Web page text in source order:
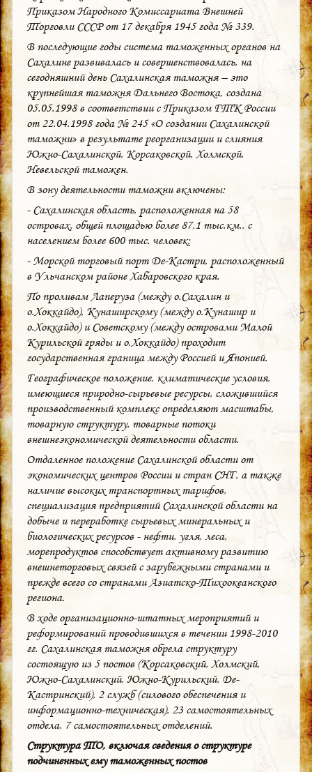
Приказом Народного Комиссариата Внешней
Торговли СССР от 17 декабря 1945 года № 339.
В последующие годы система таможенных органов на
Сахалине развивалась и совершенствовалась, на
сегодняшний день Сахалинская таможня – это
крупнейшая таможня Дальнего Востока, создана
05.05.1998 в соответствии с Приказом ГТК России
от 22.04.1998 года № 245 «О создании Сахалинской
таможни» в результате реорганизации и слияния
Южно-Сахалинской, Корсаковской, Холмской,
Невельской таможен.
В зону деятельности таможни включены:
- Сахалинская область, расположенная на 58
островах, общей площадью более 87,1 тыс.км., с
населением более 600 тыс. человек;
- Морской торговый порт Де-Кастри, расположенный
в Ульчанском районе Хабаровского края.
По проливам Лаперуза (между о.Сахалин и
о.Хоккайдо), Кунаширскому (между о.Кунашир и
о.Хоккайдо) и Советскому (между островами Малой
Курильской гряды и о.Хоккайдо) проходит
государственная граница между Россией и Японией.
Географическое положение, климатические условия,
имеющиеся природно-сырьевые ресурсы, сложившийся
производственный комплекс определяют масштабы,
товарную структуру, товарные потоки
внешнеэкономической деятельности области.
Отдаленное положение Сахалинской области от
экономических центров России и стран СНГ, а также
наличие высоких транспортных тарифов,
специализация предприятий Сахалинской области на
добыче и переработке сырьевых минеральных и
биологических ресурсов - нефти, угля, леса,
морепродуктов способствует активному развитию
внешнеторговых связей с зарубежными странами и
прежде всего со странами Азиатско-Тихоокеанского
региона.
В ходе организационно-штатных мероприятий и
реформирований проводившихся в течении 1998-2010
гг. Сахалинская таможня обрела структуру
состоящую из 5 постов (Корсаковский, Холмский,
Южно-Сахалинский, Южно-Курильский, Де-
Кастринский), 2 служб (силового обеспечения и
информационно-техническая), 23 самостоятельных
отдела, 7 самостоятельных отделений.
Cтруктура ТО, включая сведения о структуре
подчиненных ему таможенных постов